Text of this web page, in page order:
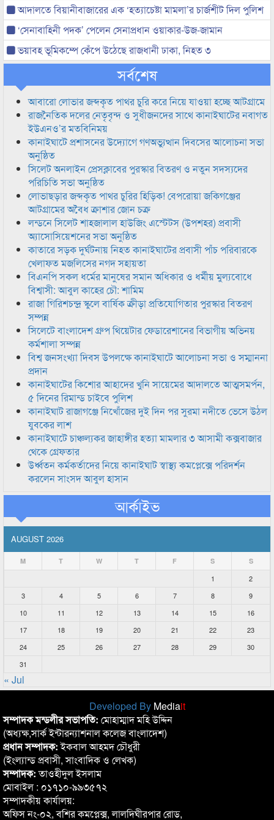
আদালতে বিয়ানীবাজারের এক ‘হত্যাচেষ্টা মামলা’র চার্জশীট দিল পুলিশ
‘সেনাবাহিনী পদক’ পেলেন সেনাপ্রধান ওয়াকার-উজ-জামান
ভয়াবহ ভূমিকম্পে কেঁপে উঠেছে রাজধানী ঢাকা, নিহত ৩
সর্বশেষ
আবারো লোভার জব্দকৃত পাথর চুরি করে নিয়ে যাওয়া হচ্ছে আটগ্রামে
রাজনৈতিক দলের নেতৃবৃন্দ ও সুধীজনদের সাথে কানাইঘাটের নবাগত
ইউএনও’র মতবিনিময়
কানাইঘাটে প্রশাসনের উদ্যোগে গণঅভ্যুত্থান দিবসের আলোচনা সভা
অনুষ্ঠিত
সিলেট অনলাইন প্রেসক্লাবের পুরস্কার বিতরণ ও নতুন সদস্যদের
পরিচিতি সভা অনুষ্ঠিত
লোভাছড়ার জব্দকৃত পাথর চুরির হিড়িক! বেপরোয়া জকিগঞ্জের
আটগ্রামের অবৈধ ক্রাশার জোন চক্র
লন্ডনে সিলেট শাহজালাল হাউজিং এস্টেটস (উপশহর) প্রবাসী
অ্যাসোসিয়েশনের সভা অনুষ্ঠিত
কাতারে সড়ক দুর্ঘটনায় নিহত কানাইঘাটের প্রবাসী পাঁচ পরিবারকে
খেলাফত মজলিসের নগদ সহায়তা
বিএনপি সকল ধর্মের মানুষের সমান অধিকার ও ধর্মীয় মুল্যবোধে
বিশ্বাসী: আবুল কাহের চৌ: শামিম
রাজা গিরিশচন্দ্র স্কুলে বার্ষিক ক্রীড়া প্রতিযোগিতার পুরস্কার বিতরণ
সম্পন্ন
সিলেটে বাংলাদেশ গ্রুপ থিয়েটার ফেডারেশানের বিভাগীয় অভিনয়
কর্মশালা সম্পন্ন
বিশ্ব জনসংখ্যা দিবস উপলক্ষে কানাইঘাটে আলোচনা সভা ও সম্মাননা
প্রদান
কানাইঘাটের কিশোর আহাদের খুনি সায়েমের আদালতে আত্মসমর্পন,
৫ দিনের রিমান্ড চাইবে পুলিশ
কানাইঘাট রাজাগঞ্জে নিখোঁজের দুই দিন পর সুরমা নদীতে ভেসে উঠল
যুবকের লাশ
কানাইঘাটে চাঞ্চল্যকর জাহাঙ্গীর হত্যা মামলার ৩ আসামী কক্সবাজার
থেকে গ্রেফতার
উর্ধ্বতন কর্মকর্তাদের নিয়ে কানাইঘাট স্বাস্থ্য কমপ্লেক্সে পরিদর্শন
করলেন সাংসদ আবুল হাসান
আর্কাইভ
AUGUST 2026
M T W T F S S
1
2
3
4 5 6 7 8
9
10
11 12 13 14 15
16
17
18 19 20 21 22
23
24
25 26 27 28 29
30
31
« Jul
Developed By Mediait
সম্পাদক মন্ডলীর সভাপতি: মোহাম্মাদ মহি উদ্দিন
(অধ্যক্ষ,সার্ক ইন্টারন্যাশনাল কলেজ বাংলাদেশ)
প্রধান সম্পাদক:ইকবাল আহমদ চৌধুরী
(ইংল্যান্ড প্রবাসী, সাংবাদিক ও লেখক)
সম্পাদক:তাওহীদুল ইসলাম
মোবাইল : ০১৭১০-৯৯৩৫৭২
সম্পাদকীয় কার্যালয়:
অফিস নং-০২, বশির কমপ্লেক্স, লালদিঘীরপার রোড,